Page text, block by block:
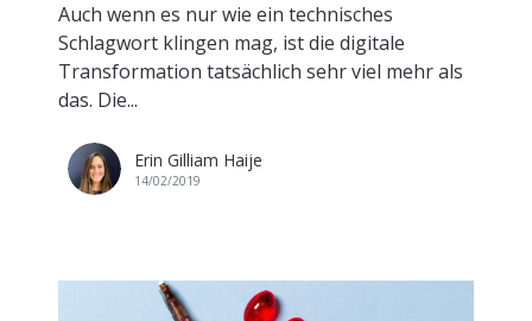
Auch wenn es nur wie ein technisches
Schlagwort klingen mag, ist die digitale
Transformation tatsächlich sehr viel mehr als
das. Die...
Erin Gilliam Haije
14/02/2019